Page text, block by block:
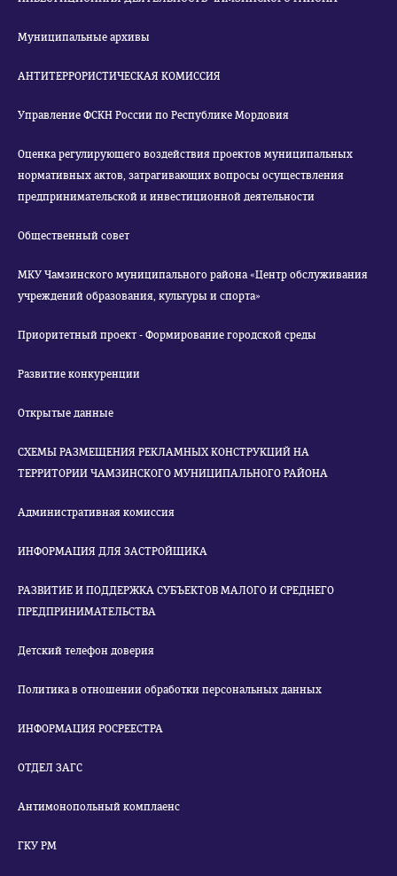
Муниципальные архивы
АНТИТЕРРОРИСТИЧЕСКАЯ КОМИССИЯ
Управление ФСКН России по Республике Мордовия
Оценка регулирующего воздействия проектов муниципальных
нормативных актов, затрагивающих вопросы осуществления
предпринимательской и инвестиционной деятельности
Общественный совет
МКУ Чамзинского муниципального района «Центр обслуживания
учреждений образования, культуры и спорта»
Приоритетный проект - Формирование городской среды
Развитие конкуренции
Открытые данные
СХЕМЫ РАЗМЕЩЕНИЯ РЕКЛАМНЫХ КОНСТРУКЦИЙ НА
ТЕРРИТОРИИ ЧАМЗИНСКОГО МУНИЦИПАЛЬНОГО РАЙОНА
Административная комиссия
ИНФОРМАЦИЯ ДЛЯ ЗАСТРОЙЩИКА
РАЗВИТИЕ И ПОДДЕРЖКА СУБЪЕКТОВ МАЛОГО И СРЕДНЕГО
ПРЕДПРИНИМАТЕЛЬСТВА
Детский телефон доверия
Политика в отношении обработки персональных данных
ИНФОРМАЦИЯ РОСРЕЕСТРА
ОТДЕЛ ЗАГС
Антимонопольный комплаенс
ГКУ РМ